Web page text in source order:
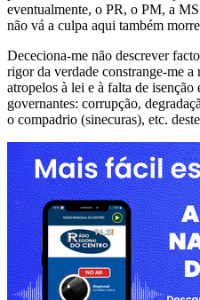
eventualmente, o PR, o PM, a
não vá a culpa aqui também
Dececiona-me não descrever
rigor da verdade constrange-me
atropelos à lei e à falta de
governantes: corrupção,
o compadrio (sinecuras), etc.